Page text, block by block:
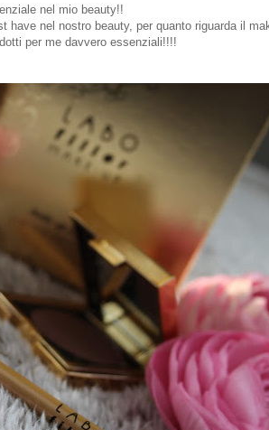
nel mio beauty!!
have nel nostro beauty, per quanto riguarda il
per me davvero essenziali!!!!